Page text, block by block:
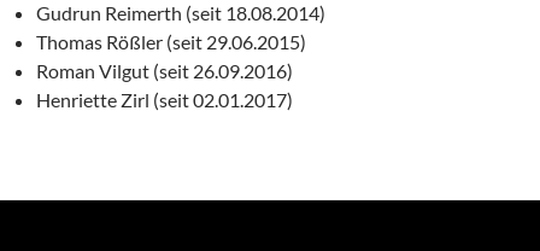
Gudrun Reimerth (seit 18.08.2014)
Thomas Rößler (seit 29.06.2015)
Roman Vilgut (seit 26.09.2016)
Henriette Zirl (seit 02.01.2017)